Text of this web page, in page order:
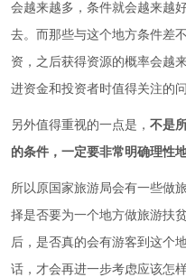
会越来越多，条件就会越来越
去。而那些与这个地方条件差
资，之后获得资源的概率会越
进资金和投资者时值得关注的问
另外值得重视的一点是， 不是
的条件，一定要非常明确理性
所以原国家旅游局会有一些做
择是否要为一个地方做旅游扶
后，是否真的会有游客到这个
话，才会再进一步考虑应该怎